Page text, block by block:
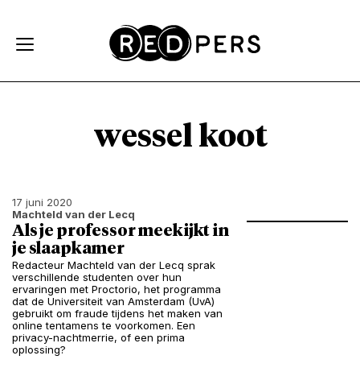
wessel koot
17 juni 2020
Machteld van der Lecq
Als je professor meekijkt in
je slaapkamer
Redacteur Machteld van der Lecq sprak
verschillende studenten over hun
ervaringen met Proctorio, het programma
dat de Universiteit van Amsterdam (UvA)
gebruikt om fraude tijdens het maken van
online tentamens te voorkomen. Een
privacy-nachtmerrie, of een prima
oplossing?